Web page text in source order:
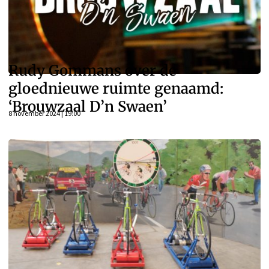
Rudy Gommans over de
gloednieuwe ruimte genaamd:
‘Brouwzaal D’n Swaen’
8 november 2024 | 19:00